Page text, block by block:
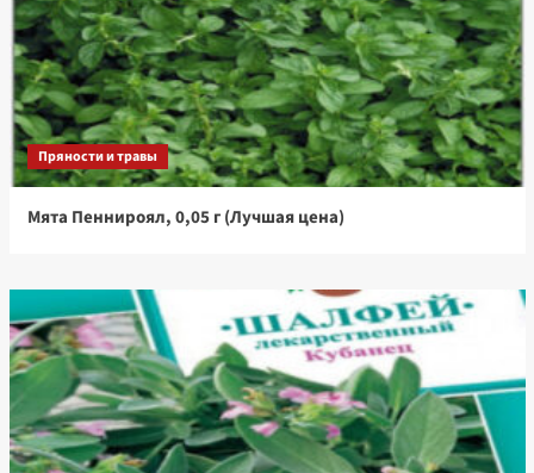
Пряности и травы
Мята Пеннироял, 0,05 г (Лучшая цена)